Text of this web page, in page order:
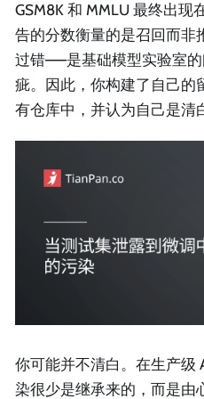
GSM8K 和 MMLU 最终出现
告的分数衡量的是召回而非
过错——是基础模型实验室
疵。因此，你构建了自己的
有仓库中，并认为自己是清
你可能并不清白。在生产级
染很少是继承来的，而是由